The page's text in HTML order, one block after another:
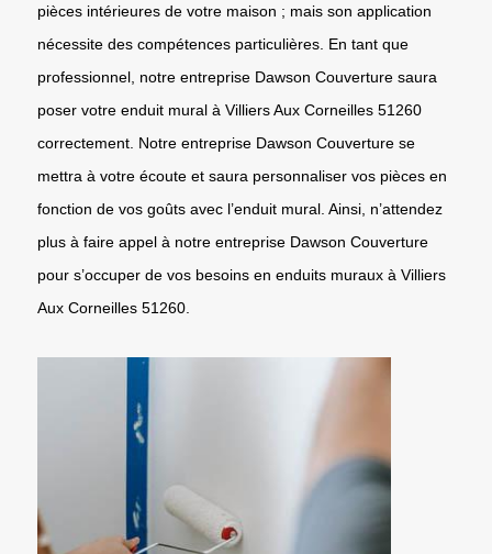
pièces intérieures de votre maison ; mais son application
nécessite des compétences particulières. En tant que
professionnel, notre entreprise Dawson Couverture saura
poser votre enduit mural à Villiers Aux Corneilles 51260
correctement. Notre entreprise Dawson Couverture se
mettra à votre écoute et saura personnaliser vos pièces en
fonction de vos goûts avec l’enduit mural. Ainsi, n’attendez
plus à faire appel à notre entreprise Dawson Couverture
pour s’occuper de vos besoins en enduits muraux à Villiers
Aux Corneilles 51260.